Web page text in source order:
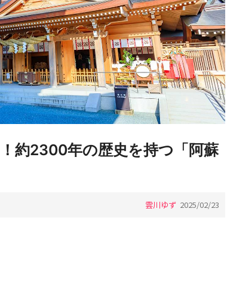
約2300年の歴史を持つ「阿蘇
雲川ゆず 2025/02/23